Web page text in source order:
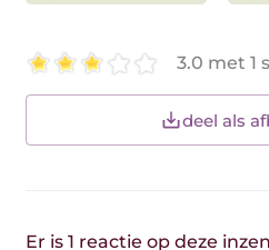
3.0 met 1
deel als
Er is 1 reactie op deze